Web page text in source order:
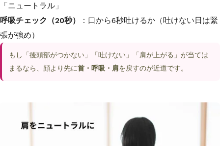
「ニュートラル」
呼吸チェック（20秒）
：口から6秒吐けるか（吐けない日は緊
張が強め）
もし「後頭部がつかない」「吐けない」「肩が上がる」が当ては
まるなら、顔より先に首・呼吸・肩を戻すのが近道です。